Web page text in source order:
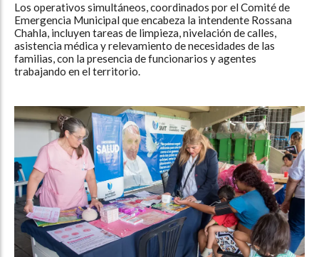
Los operativos simultáneos, coordinados por el Comité de
Emergencia Municipal que encabeza la intendente Rossana
Chahla, incluyen tareas de limpieza, nivelación de calles,
asistencia médica y relevamiento de necesidades de las
familias, con la presencia de funcionarios y agentes
trabajando en el territorio.